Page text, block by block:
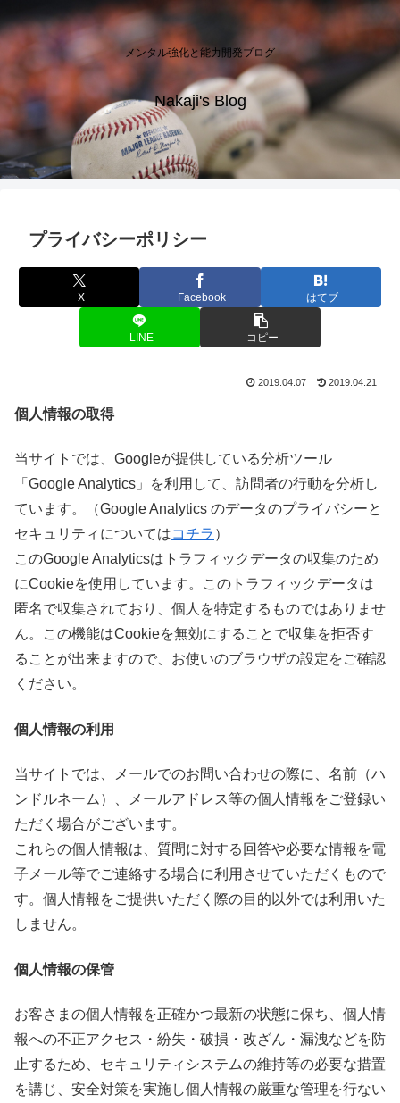
メンタル強化と能力開発ブログ
Nakaji's Blog
プライバシーポリシー
X Facebook はてブ
LINE コピー
2019.04.07 2019.04.21
個人情報の取得
当サイトでは、Googleが提供している分析ツール
「Google Analytics」を利用して、訪問者の行動を分析し
ています。（Google Analytics のデータのプライバシーと
セキュリティについてはコチラ ）
このGoogle Analyticsはトラフィックデータの収集のため
にCookieを使用しています。このトラフィックデータは
匿名で収集されており、個人を特定するものではありませ
ん。この機能はCookieを無効にすることで収集を拒否す
ることが出来ますので、お使いのブラウザの設定をご確認
ください。
個人情報の利用
当サイトでは、メールでのお問い合わせの際に、名前（ハ
ンドルネーム）、メールアドレス等の個人情報をご登録い
ただく場合がございます。
これらの個人情報は、質問に対する回答や必要な情報を電
子メール等でご連絡する場合に利用させていただくもので
す。個人情報をご提供いただく際の目的以外では利用いた
しません。
個人情報の保管
お客さまの個人情報を正確かつ最新の状態に保ち、個人情
報への不正アクセス・紛失・破損・改ざん・漏洩などを防
止するため、セキュリティシステムの維持等の必要な措置
を講じ、安全対策を実施し個人情報の厳重な管理を行ない